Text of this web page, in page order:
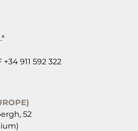
+34 911 592 322
52